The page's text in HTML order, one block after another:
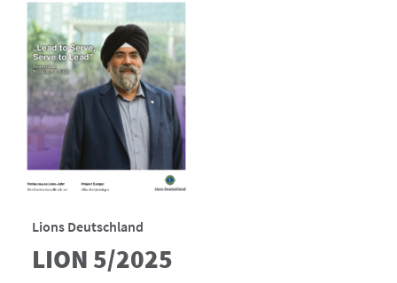
Lions Deutschland
LION 5/2025